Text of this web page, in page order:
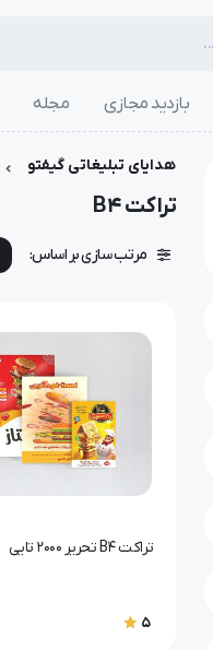
بازدید مجازی مجله
هدایای تبلیغاتی گیفتو
تراکت B4
مرتب سازی بر اساس:
تراکت B4 تحریر 2000 تایی
5